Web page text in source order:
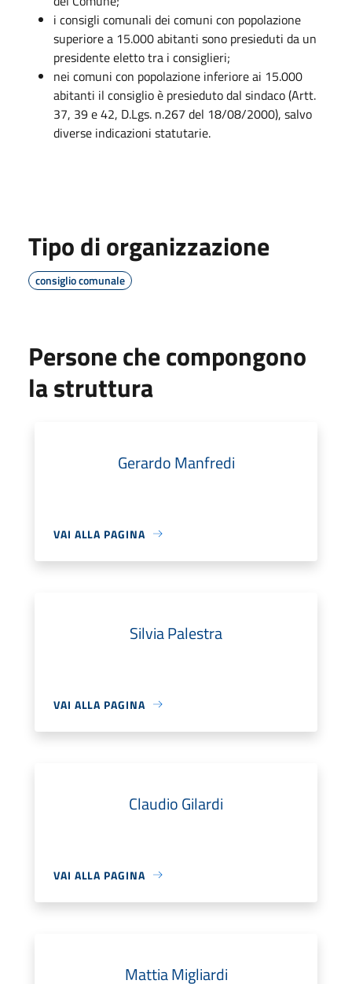
i consigli comunali dei comuni con popolazione
superiore a 15.000 abitanti sono presieduti da un
presidente eletto tra i consiglieri;
nei comuni con popolazione inferiore ai 15.000
abitanti il consiglio è presieduto dal sindaco (Artt.
37, 39 e 42, D.Lgs. n.267 del 18/08/2000), salvo
diverse indicazioni statutarie.
Tipo di organizzazione
consiglio comunale
Persone che compongono
la struttura
Gerardo Manfredi
VAI ALLA PAGINA
Silvia Palestra
VAI ALLA PAGINA
Claudio Gilardi
VAI ALLA PAGINA
Mattia Migliardi